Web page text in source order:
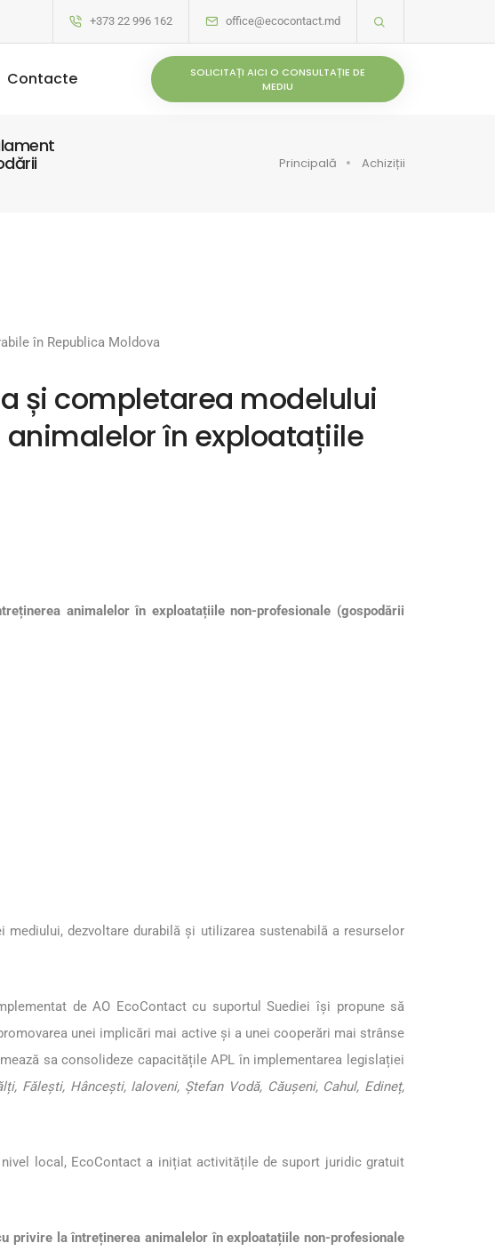
+373 22 996 162 office@ecocontact.md
Contacte
SOLICITAȚI AICI O CONSULTAȚIE DE
MEDIU
Principală Achiziții
în Republica Moldova
și completarea modelului
în exploatațiile
animalelor în exploatațiile non-profesionale (gospodării
dezvoltare durabilă și utilizarea sustenabilă a resurselor
de AO EcoContact cu suportul Suediei își propune să
unei implicări mai active și a unei cooperări mai strânse
sa consolideze capacitățile APL în implementarea legislației
Fălești, Hâncești, Ialoveni, Ștefan Vodă, Căușeni, Cahul, Edineț,
local, EcoContact a inițiat activitățile de suport juridic gratuit
privire la întreținerea animalelor în exploatațiile non-profesionale